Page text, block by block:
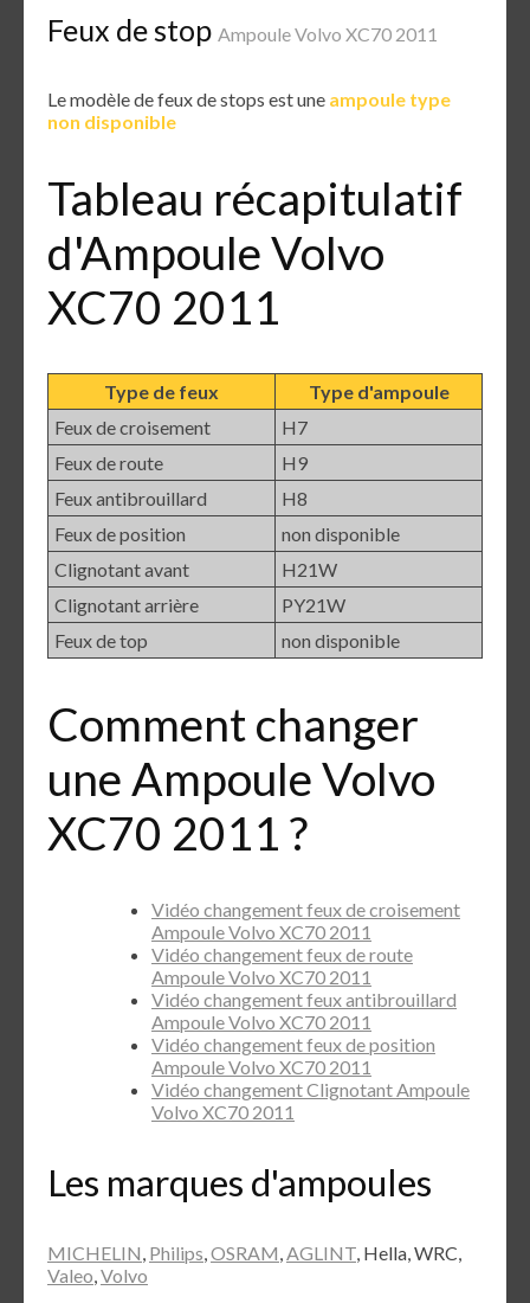
Feux de stop Ampoule Volvo XC70 2011
Le modèle de feux de stops est une ampoule type
non disponible
Tableau récapitulatif
d'Ampoule Volvo
XC70 2011
Type de feux
Type d'ampoule
Feux de croisement
H7
Feux de route
H9
Feux antibrouillard
H8
Feux de position
non disponible
Clignotant avant
H21W
Clignotant arrière
PY21W
Feux de top
non disponible
Comment changer
une Ampoule Volvo
XC70 2011 ?
Vidéo changement feux de croisement
Ampoule Volvo XC70 2011
Vidéo changement feux de route
Ampoule Volvo XC70 2011
Vidéo changement feux antibrouillard
Ampoule Volvo XC70 2011
Vidéo changement feux de position
Ampoule Volvo XC70 2011
Vidéo changement Clignotant Ampoule
Volvo XC70 2011
Les marques d'ampoules
MICHELIN, Philips,OSRAM,AGLINT, Hella, WRC,
Valeo,Volvo